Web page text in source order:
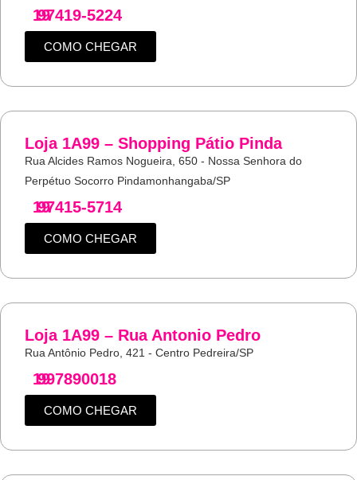
19
97419-5224
COMO CHEGAR
Loja 1A99 – Shopping Pátio Pinda
Rua Alcides Ramos Nogueira, 650 - Nossa Senhora do
Perpétuo Socorro Pindamonhangaba/SP
19
97415-5714
COMO CHEGAR
Loja 1A99 – Rua Antonio Pedro
Rua Antônio Pedro, 421 - Centro Pedreira/SP
19
997890018
COMO CHEGAR